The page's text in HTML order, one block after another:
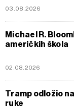
03.08.2026
Michael R.
američkih škola
02.08.2026
Tramp odložio
ruke